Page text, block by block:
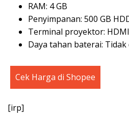
RAM: 4 GB
Penyimpanan: 500 GB
Terminal proyektor: HDMI
Daya tahan baterai:
Cek Harga di Shopee
[irp]